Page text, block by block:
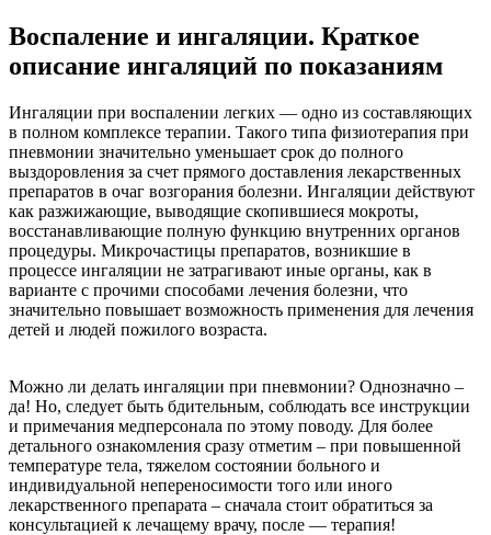
Воспаление и ингаляции. Краткое
описание ингаляций по показаниям
Ингаляции при воспалении легких — одно из составляющих
в полном комплексе терапии. Такого типа физиотерапия при
пневмонии значительно уменьшает срок до полного
выздоровления за счет прямого доставления лекарственных
препаратов в очаг возгорания болезни. Ингаляции действуют
как разжижающие, выводящие скопившиеся мокроты,
восстанавливающие полную функцию внутренних органов
процедуры. Микрочастицы препаратов, возникшие в
процессе ингаляции не затрагивают иные органы, как в
варианте с прочими способами лечения болезни, что
значительно повышает возможность применения для лечения
детей и людей пожилого возраста.
Можно ли делать ингаляции при пневмонии? Однозначно –
да! Но, следует быть бдительным, соблюдать все инструкции
и примечания медперсонала по этому поводу. Для более
детального ознакомления сразу отметим – при повышенной
температуре тела, тяжелом состоянии больного и
индивидуальной непереносимости того или иного
лекарственного препарата – сначала стоит обратиться за
консультацией к лечащему врачу, после — терапия!